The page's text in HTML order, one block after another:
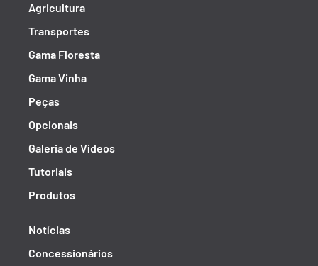
Agricultura
Transportes
Gama Floresta
Gama Vinha
Peças
Opcionais
Galeria de Vídeos
Tutoriais
Produtos
Notícias
Concessionários